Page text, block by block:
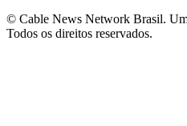
© Cable News Network Brasil.
Todos os direitos reservados.